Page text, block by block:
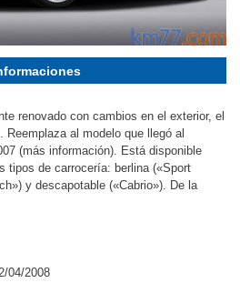
renovado con cambios en el exterior, el
Reemplaza al modelo que llegó al
(más información). Está disponible
tipos de carrocería: berlina («Sport
y descapotable («Cabrio»). De la
04/2008